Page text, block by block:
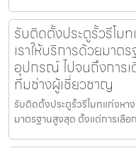
รับติดตั้งประตูรั้วรีโม
เราให้บริการด้วยมาต
อุปกรณ์ ไปจนถึงการเ
ทีมช่างผู้เชี่ยวชาญ
รับติดตั้งประตูรั้วรีโมทแก่งหา
มาตรฐานสูงสุด ตั้งแต่การเลื